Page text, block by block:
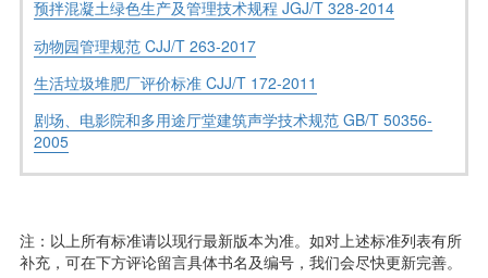
预拌混凝土绿色生产及管理技术规程 JGJ/T 328-2014
动物园管理规范 CJJ/T 263-2017
生活垃圾堆肥厂评价标准 CJJ/T 172-2011
剧场、电影院和多用途厅堂建筑声学技术规范 GB/T 50356-
2005
注：以上所有标准请以现行最新版本为准。如对上述标准列表有所
补充，可在下方评论留言具体书名及编号，我们会尽快更新完善。